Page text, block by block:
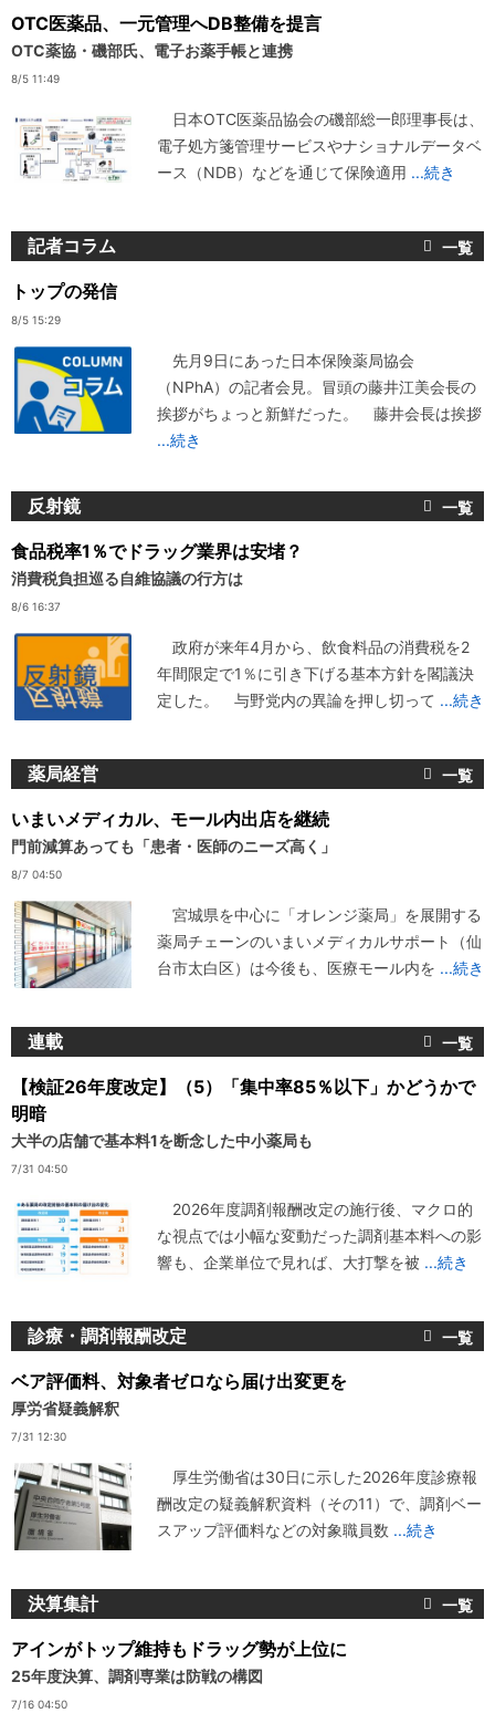
OTC医薬品、一元管理へDB整備を提言
OTC薬協・磯部氏、電子お薬手帳と連携
8/5 11:49
日本OTC医薬品協会の磯部総一郎理事長は、
電子処方箋管理サービスやナショナルデータベ
ース（NDB）などを通じて保険適用 ...続き
記者コラム
トップの発信
8/5 15:29
先月9日にあった日本保険薬局協会
（NPhA）の記者会見。冒頭の藤井江美会長の
挨拶がちょっと新鮮だった。 藤井会長は挨拶
...続き
反射鏡
食品税率1％でドラッグ業界は安堵？
消費税負担巡る自維協議の行方は
8/6 16:37
政府が来年4月から、飲食料品の消費税を2
年間限定で1％に引き下げる基本方針を閣議決
定した。 与野党内の異論を押し切って ...続き
薬局経営
いまいメディカル、モール内出店を継続
門前減算あっても「患者・医師のニーズ高く」
8/7 04:50
宮城県を中心に「オレンジ薬局」を展開する
薬局チェーンのいまいメディカルサポート（仙
台市太白区）は今後も、医療モール内を ...続き
連載
【検証26年度改定】（5）「集中率85％以下」かどうかで
明暗
大半の店舗で基本料1を断念した中小薬局も
7/31 04:50
2026年度調剤報酬改定の施行後、マクロ的
な視点では小幅な変動だった調剤基本料への影
響も、企業単位で見れば、大打撃を被 ...続き
診療・調剤報酬改定
ベア評価料、対象者ゼロなら届け出変更を
厚労省疑義解釈
7/31 12:30
厚生労働省は30日に示した2026年度診療報
酬改定の疑義解釈資料（その11）で、調剤ベー
スアップ評価料などの対象職員数 ...続き
決算集計
アインがトップ維持もドラッグ勢が上位に
25年度決算、調剤専業は防戦の構図
7/16 04:50